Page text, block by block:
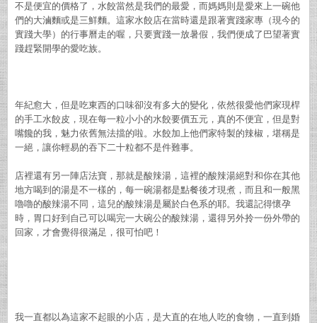
不是便宜的價格了，水餃當然是我們的最愛，而媽媽則是愛來上一碗他
們的大滷麵或是三鮮麵。這家水餃店在當時還是跟著實踐家專（現今的
實踐大學）的行事曆走的喔，只要實踐一放暑假，我們便成了巴望著實
踐趕緊開學的愛吃族。
年紀愈大，但是吃東西的口味卻沒有多大的變化，依然很愛他們家現桿
的手工水餃皮，現在每一粒小小的水餃要價五元，真的不便宜，但是對
嘴饞的我，魅力依舊無法擋的啦。水餃加上他們家特製的辣椒，堪稱是
一絕，讓你輕易的吞下二十粒都不是件難事。
店裡還有另一陣店法寶，那就是酸辣湯，這裡的酸辣湯絕對和你在其他
地方喝到的湯是不一樣的，每一碗湯都是點餐後才現煮，而且和一般黑
嚕嚕的酸辣湯不同，這兒的酸辣湯是屬於白色系的耶。我還記得懷孕
時，胃口好到自己可以喝完一大碗公的酸辣湯，還得另外拎一份外帶的
回家，才會覺得很滿足，很可怕吧！
我一直都以為這家不起眼的小店，是大直的在地人吃的食物，一直到婚